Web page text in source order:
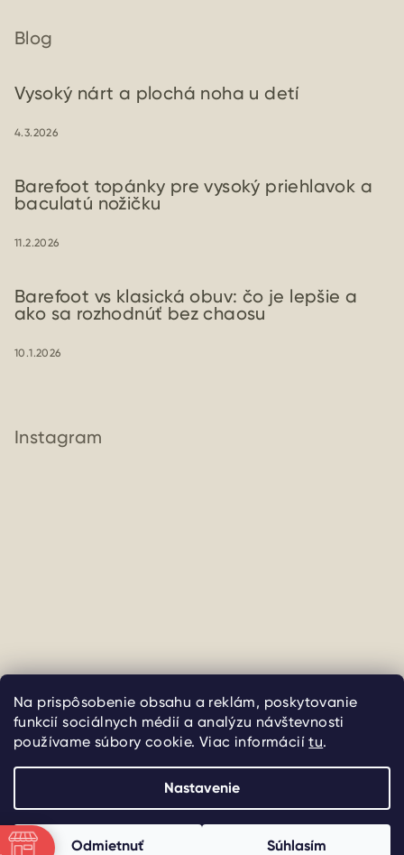
Na prispôsobenie obsahu a reklám, poskytovanie
funkcií sociálnych médií a analýzu návštevnosti
používame súbory cookie. Viac informáciítu.
Nastavenie
Odmietnuť Súhlasím
Blog
Vysoký nárt a plochá noha u detí
4.3.2026
Barefoot topánky pre vysoký priehlavok a
baculatú nožičku
11.2.2026
Barefoot vs klasická obuv: čo je lepšie a
ako sa rozhodnúť bez chaosu
10.1.2026
Instagram
Sledovať na Instagrame
Copyright 2026uliate. Všetky práva vyhradené.
Vytvoril Shoptet